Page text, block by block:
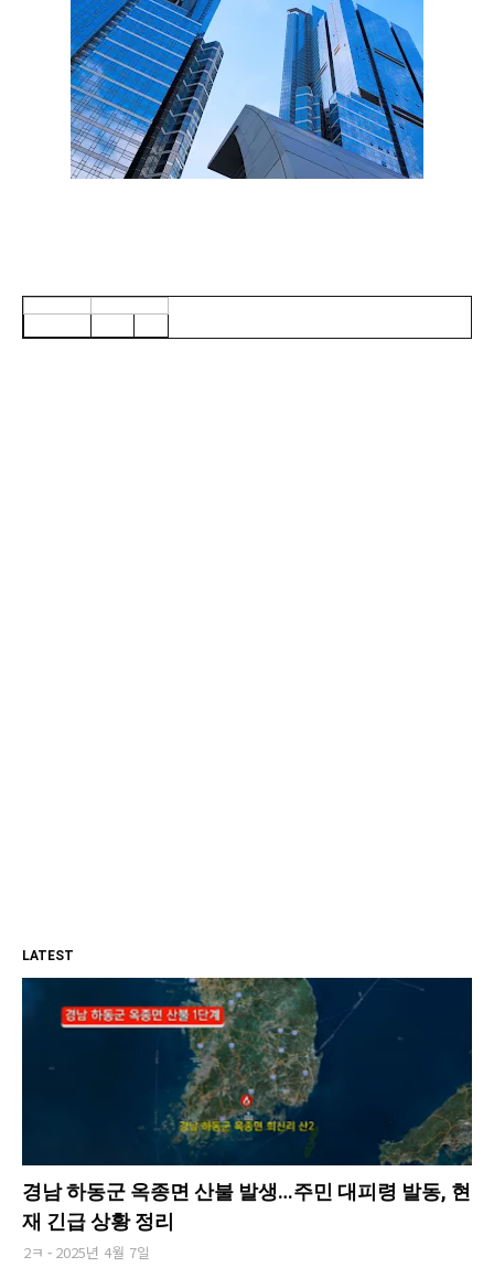
LATEST
경남 하동군 옥종면 산불 발생…주민 대피령 발동, 현
재 긴급 상황 정리
2ㅋ 2025년 4월 7일